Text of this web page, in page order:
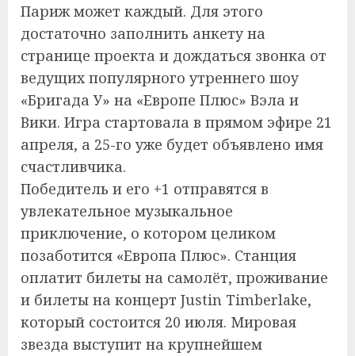
Париж может каждый. Для этого
достаточно заполнить анкету на
странице проекта и дождаться звонка от
ведущих популярного утреннего шоу
«Бригада У» на «Европе Плюс» Вэла и
Вики. Игра стартовала в прямом эфире 21
апреля, а 25-го уже будет объявлено имя
счастливчика.
Победитель и его +1 отправятся в
увлекательное музыкальное
приключение, о котором целиком
позаботится «Европа Плюс». Станция
оплатит билеты на самолёт, проживание
и билеты на концерт Justin Timberlake,
который состоится 20 июля. Мировая
звезда выступит на крупнейшем